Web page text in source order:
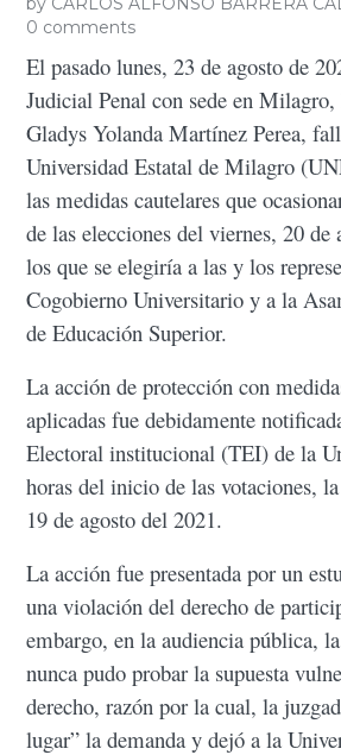
0 comments
El pasado lunes, 23 de agosto de
Judicial Penal con sede en
Gladys Yolanda Martínez Perea,
Universidad Estatal de Milagro
las medidas cautelares que
de las elecciones del viernes, 20 de
los que se elegiría a las y los
Cogobierno Universitario y a la
de Educación Superior.
La acción de protección con
aplicadas fue debidamente
Electoral institucional (TEI) de la
horas del inicio de las votaciones,
19 de agosto del 2021.
La acción fue presentada por un
una violación del derecho de
embargo, en la audiencia pública,
nunca pudo probar la supuesta
derecho, razón por la cual, la
lugar” la demanda y dejó a la